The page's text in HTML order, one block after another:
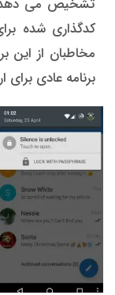
تشخیص می دهد
کدگذاری شده
مخاطبان از این
برنامه عادی